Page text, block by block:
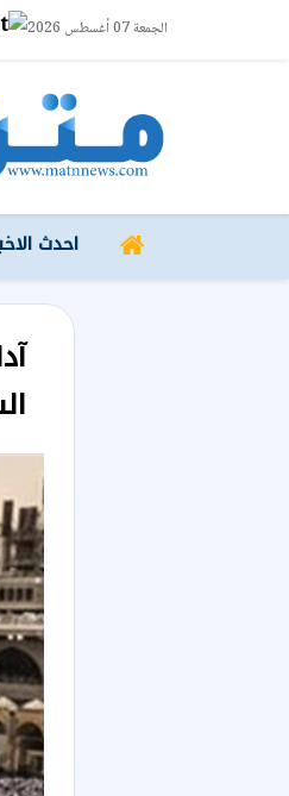
الجمعة 07 أغسطس 2026
احدث